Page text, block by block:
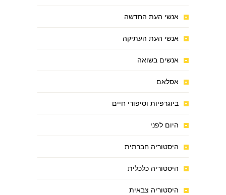
אנשי העת החדשה
אנשי העת העתיקה
אנשים בשואה
אסלאם
ביוגרפיות וסיפורי חיים
היום לפני
היסטוריה חברתית
היסטוריה כלכלית
היסטוריה צבאית